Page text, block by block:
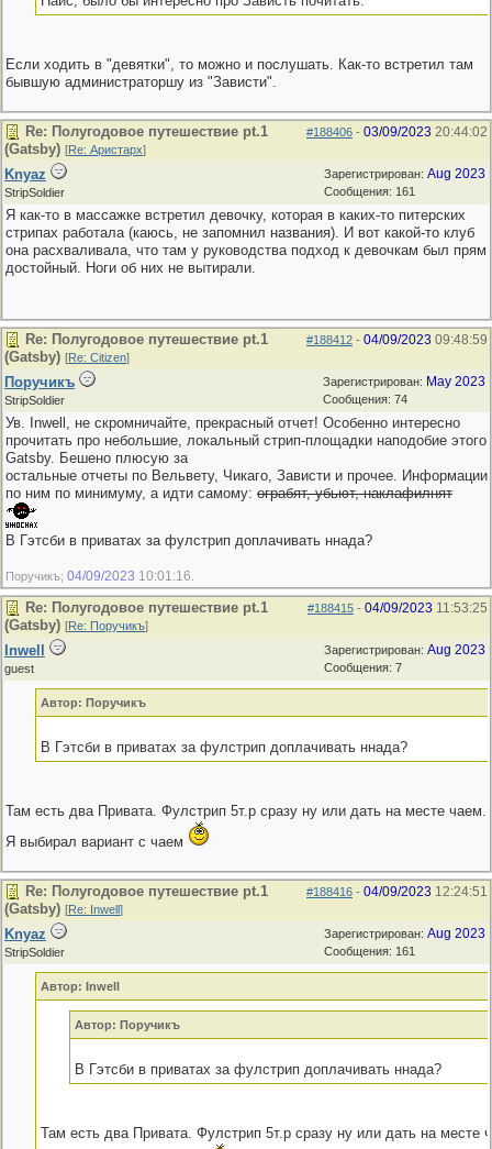
Если ходить в "девятки", то можно и послушать. Как-то встретил там
бывшую администраторшу из "Зависти".
#188406 - 03/09/2023 20:44:02
Re: Полугодовое путешествие pt.1
(Gatsby) [Re: Аристарх]
Зарегистрирован: Aug 2023
Сообщения: 161
Knyaz
StripSoldier
Я как-то в массажке встретил девочку, которая в каких-то питерских
стрипах работала (каюсь, не запомнил названия). И вот какой-то клуб
она расхваливала, что там у руководства подход к девочкам был прям
достойный. Ноги об них не вытирали.
#188412 - 04/09/2023 09:48:59
Re: Полугодовое путешествие pt.1
(Gatsby) [Re: Citizen]
Зарегистрирован: May 2023
Сообщения: 74
Поручикъ
StripSoldier
Ув. Inwell, не скромничайте, прекрасный отчет! Особенно интересно
прочитать про небольшие, локальный стрип-площадки наподобие этого
Gatsby. Бешено плюсую за
остальные отчеты по Вельвету, Чикаго, Зависти и прочее. Информации
по ним по минимуму, а идти самому: ограбят, убьют, наклафилнят
В Гэтсби в приватах за фулстрип доплачивать ннада?
Поручикъ; 04/09/2023 10:01:16
#188415 - 04/09/2023 11:53:25
Re: Полугодовое путешествие pt.1
(Gatsby) [Re: Поручикъ]
Зарегистрирован: Aug 2023
Сообщения: 7
Inwell
guest
Автор: Поручикъ
В Гэтсби в приватах за фулстрип доплачивать ннада?
Там есть два Привата. Фулстрип 5т.р сразу ну или дать на месте чаем.
Я выбирал вариант с чаем
#188416 - 04/09/2023 12:24:51
Re: Полугодовое путешествие pt.1
(Gatsby) [Re: Inwell]
Зарегистрирован: Aug 2023
Сообщения: 161
Knyaz
StripSoldier
Автор: Inwell
Автор: Поручикъ
В Гэтсби в приватах за фулстрип доплачивать ннада?
Там есть два Привата. Фулстрип 5т.р сразу ну или дать на месте